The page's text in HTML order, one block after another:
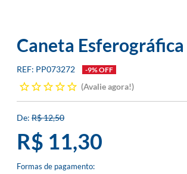
Caneta
PP073272 -9% OFF
Avalie agora!
R$ 12,50
R$ 11,30
Formas de pagamento: